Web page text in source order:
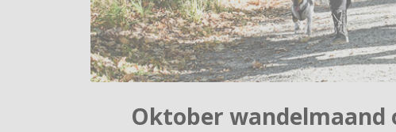
Oktober wandelmaand